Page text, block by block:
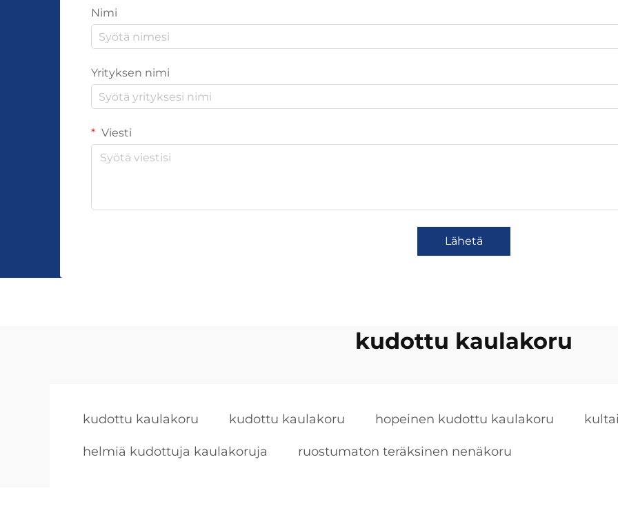
Nimi
Yrityksen nimi
Viesti
Lähetä
kudottu kaulakoru
kudottu kaulakoru kudottu kaulakoru hopeinen kudottu kaulakoru
helmiä kudottuja kaulakoruja ruostumaton teräksinen nenäkoru